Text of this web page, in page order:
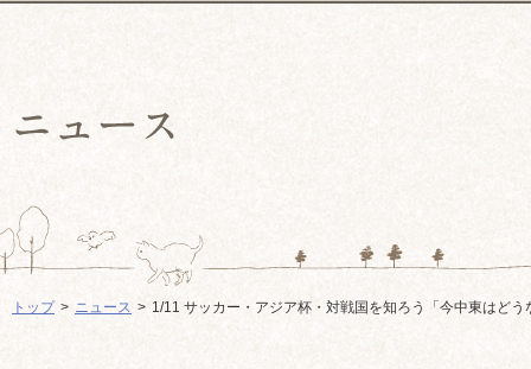
トップ ニュース 1/11 サッカー・アジア杯・対戦国を知ろう「今中東はどう